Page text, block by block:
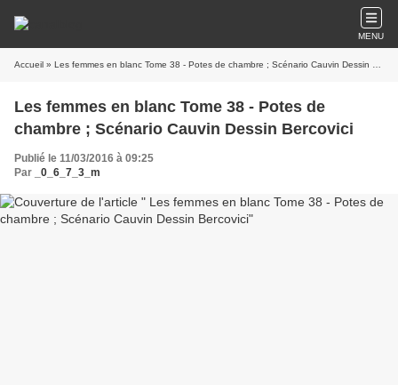
MENU
Accueil » Les femmes en blanc Tome 38 - Potes de chambre ; Scénario Cauvin Dessin Bercovici
Les femmes en blanc Tome 38 - Potes de
chambre ; Scénario Cauvin Dessin Bercovici
Publié le 11/03/2016 à 09:25
Par
_0_6_7_3_m